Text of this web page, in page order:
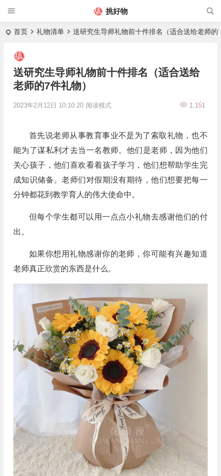
挑好物
首页 礼物清单 送研究生导师礼物前十件排名（适合送给老师的
送研究生导师礼物前十件排名（适合送给
老师的7件礼物）
2023年2月12日 10:10:20 1,151
阅读模式
首先说老师从事教育事业不是为了索取礼物，也不
能为了谋私利才去当一名教师。他们是老师，因为他们
关心孩子，他们喜欢看着孩子学习，他们想帮助学生完
成知识储备。老师们对假期没有期待，他们想要把每一
分钟都花到教学育人的伟大使命中。
但每个学生都可以用一点点小礼物去感谢他们的付
出。
如果你想用礼物感谢你的老师，你可能有兴趣知道
老师真正欣赏的东西是什么。